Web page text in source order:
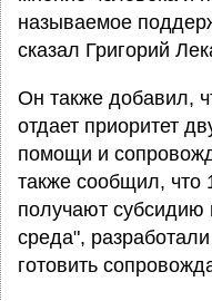
называемое
сказал Григорий
Он также добавил,
отдает приоритет
помощи и
также сообщил, что
получают субсидию
среда",
готовить